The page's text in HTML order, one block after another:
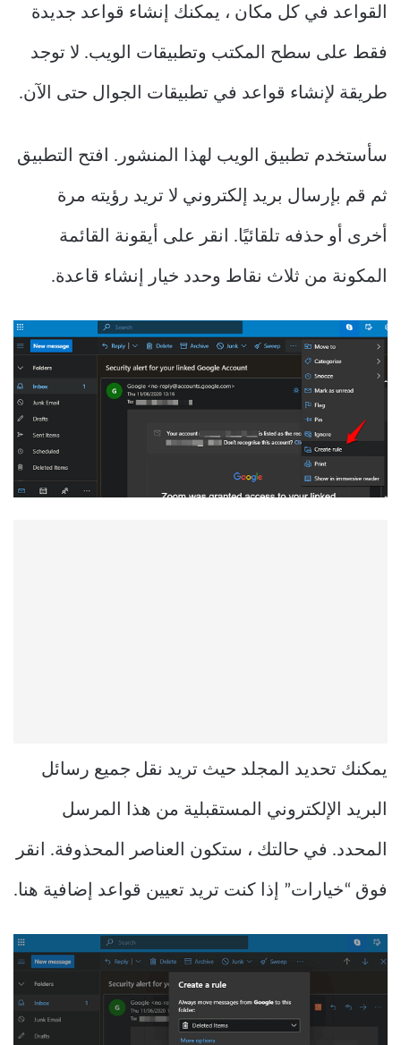
القواعد في كل مكان ، يمكنك إنشاء قواعد جديدة
فقط على سطح المكتب وتطبيقات الويب. لا توجد
طريقة لإنشاء قواعد في تطبيقات الجوال حتى الآن.
سأستخدم تطبيق الويب لهذا المنشور. افتح التطبيق
ثم قم بإرسال بريد إلكتروني لا تريد رؤيته مرة
أخرى أو حذفه تلقائيًا. انقر على أيقونة القائمة
المكونة من ثلاث نقاط وحدد خيار إنشاء قاعدة.
يمكنك تحديد المجلد حيث تريد نقل جميع رسائل
البريد الإلكتروني المستقبلية من هذا المرسل
المحدد. في حالتك ، ستكون العناصر المحذوفة. انقر
فوق “خيارات” إذا كنت تريد تعيين قواعد إضافية هنا.